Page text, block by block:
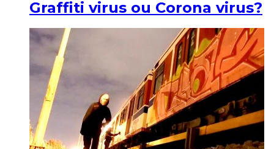
Graffiti virus ou Corona virus?